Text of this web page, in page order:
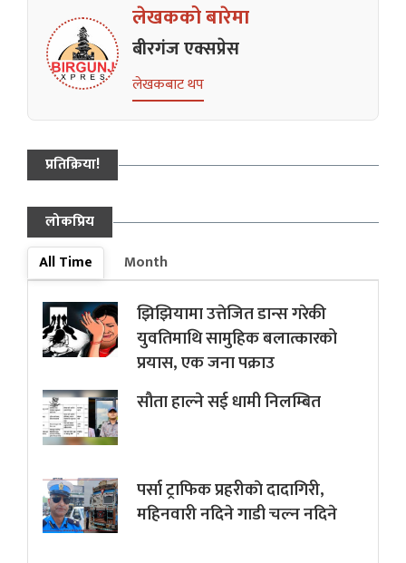
लेखकको बारेमा
बीरगंज एक्सप्रेस
लेखकबाट थप
प्रतिक्रिया!
लोकप्रिय
All Time
Month
झिझियामा उत्तेजित डान्स गरेकी
युवतिमाथि सामुहिक बलात्कारको
प्रयास, एक जना पक्राउ
सौता हाल्ने सई धामी निलम्बित
पर्सा ट्राफिक प्रहरीकाे दादागिरी,
महिनवारी नदिने गाडी चल्न नदिने